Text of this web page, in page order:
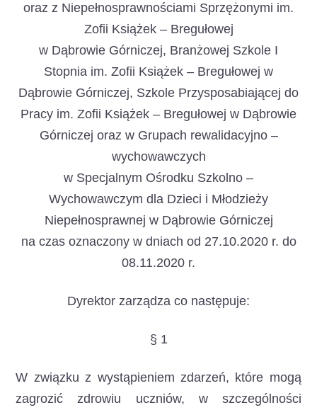
oraz z Niepełnosprawnościami Sprzężonymi im.
Zofii Książek – Bregułowej
w Dąbrowie Górniczej, Branżowej Szkole I
Stopnia im. Zofii Książek – Bregułowej w
Dąbrowie Górniczej, Szkole Przysposabiającej do
Pracy im. Zofii Książek – Bregułowej w Dąbrowie
Górniczej oraz w Grupach rewalidacyjno –
wychowawczych
w Specjalnym Ośrodku Szkolno –
Wychowawczym dla Dzieci i Młodzieży
Niepełnosprawnej w Dąbrowie Górniczej
na czas oznaczony w dniach od 27.10.2020 r. do
08.11.2020 r.
Dyrektor zarządza co następuje:
§ 1
W związku z wystąpieniem zdarzeń, które mogą
zagrozić zdrowiu uczniów, w szczególności